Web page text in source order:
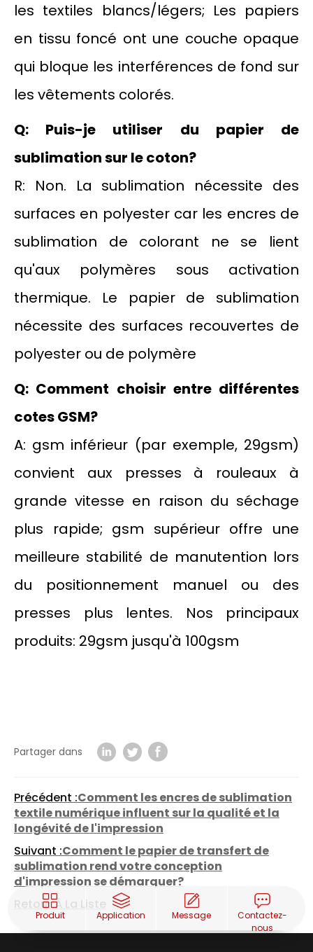
les textiles blancs/légers; Les papiers
en tissu foncé ont une couche opaque
qui bloque les interférences de fond sur
les vêtements colorés.
Q: Puis-je utiliser du papier de
sublimation sur le coton?
R: Non. La sublimation nécessite des
surfaces en polyester car les encres de
sublimation de colorant ne se lient
qu'aux polymères sous activation
thermique. Le papier de sublimation
nécessite des surfaces recouvertes de
polyester ou de polymère
Q: Comment choisir entre différentes
cotes GSM?
A: gsm inférieur (par exemple, 29gsm)
convient aux presses à rouleaux à
grande vitesse en raison du séchage
plus rapide; gsm supérieur offre une
meilleure stabilité de manutention lors
du positionnement manuel ou des
presses plus lentes. Nos principaux
produits: 29gsm jusqu'à 100gsm
Partager dans
Précédent :Comment les encres de sublimation
textile numérique influent sur la qualité et la
longévité de l'impression
Suivant :Comment le papier de transfert de
sublimation rend votre conception
d'impression se démarquer?
Retour À La Liste
Produit Application Message
Contactez-
nous